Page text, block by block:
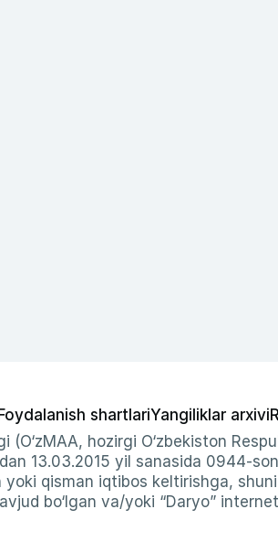
Foydalanish shartlariYangiliklar arxivi
hozirgi O‘zbekiston
13.03.2015 yil sanasida 0944-
yoki qisman iqtibos keltirishga,
bo‘lgan va/yoki “Daryo”